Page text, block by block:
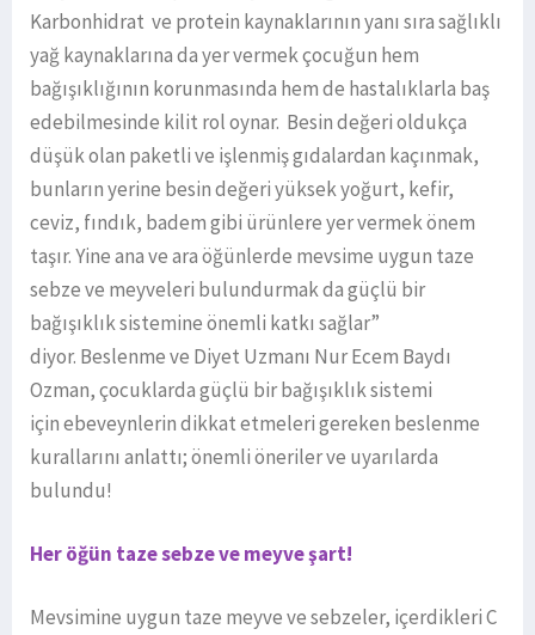
Karbonhidrat ve protein kaynaklarının yanı sıra sağlıklı
yağ kaynaklarına da yer vermek çocuğun hem
bağışıklığının korunmasında hem de hastalıklarla baş
edebilmesinde kilit rol oynar. Besin değeri oldukça
düşük olan paketli ve işlenmiş gıdalardan kaçınmak,
bunların yerine besin değeri yüksek yoğurt, kefir,
ceviz, fındık, badem gibi ürünlere yer vermek önem
taşır. Yine ana ve ara öğünlerde mevsime uygun taze
sebze ve meyveleri bulundurmak da güçlü bir
bağışıklık sistemine önemli katkı sağlar”
diyor. Beslenme ve Diyet Uzmanı Nur Ecem Baydı
Ozman, çocuklarda güçlü bir bağışıklık sistemi
için ebeveynlerin dikkat etmeleri gereken beslenme
kurallarını anlattı; önemli öneriler ve uyarılarda
bulundu!
Her öğün taze sebze ve meyve şart!
Mevsimine uygun taze meyve ve sebzeler, içerdikleri C